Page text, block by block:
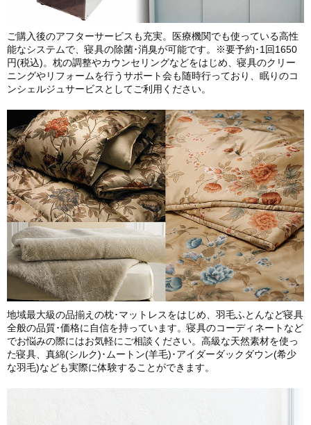
ご購入後のアフターサービスも充実。医療機関でも使っている高性
能なシステムで、寝具の除菌･消臭が可能です。※要予約･1回1650
円(税込)。枕の調整やカウンセリングなどをはじめ、寝具のクリー
ニングやリフォームを行うサポート会も随時行っており、眠りのコ
ンシェルジュサービスとしてご利用ください。
地域最大級の品揃えの枕･マットレスをはじめ、羽毛ふとんなど寝具
全般の品質･価格に自信を持っています。寝具のコーディネートなど
でお悩みの際にはお気軽にご相談ください。高級な天然素材を使っ
た寝具、真綿(シルク)･ムートン(羊毛)･アイダーダックダウン(希少
な羽毛)なども実際に体験することができます。